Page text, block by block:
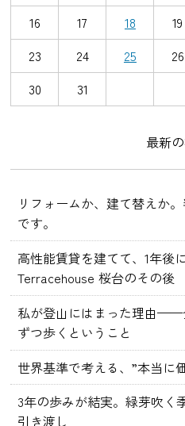
16
17 18 19
23
24 25 26
30
31
最新
リフォームか、建て替えか
です。
高性能賃貸を建てて、1年後
Terracehouse 桜台のその後
私が登山にはまった理由——
ずつ歩くということ
世界基準で考える、”本当に
3年の歩みが結実。緑芽吹く
引き渡し